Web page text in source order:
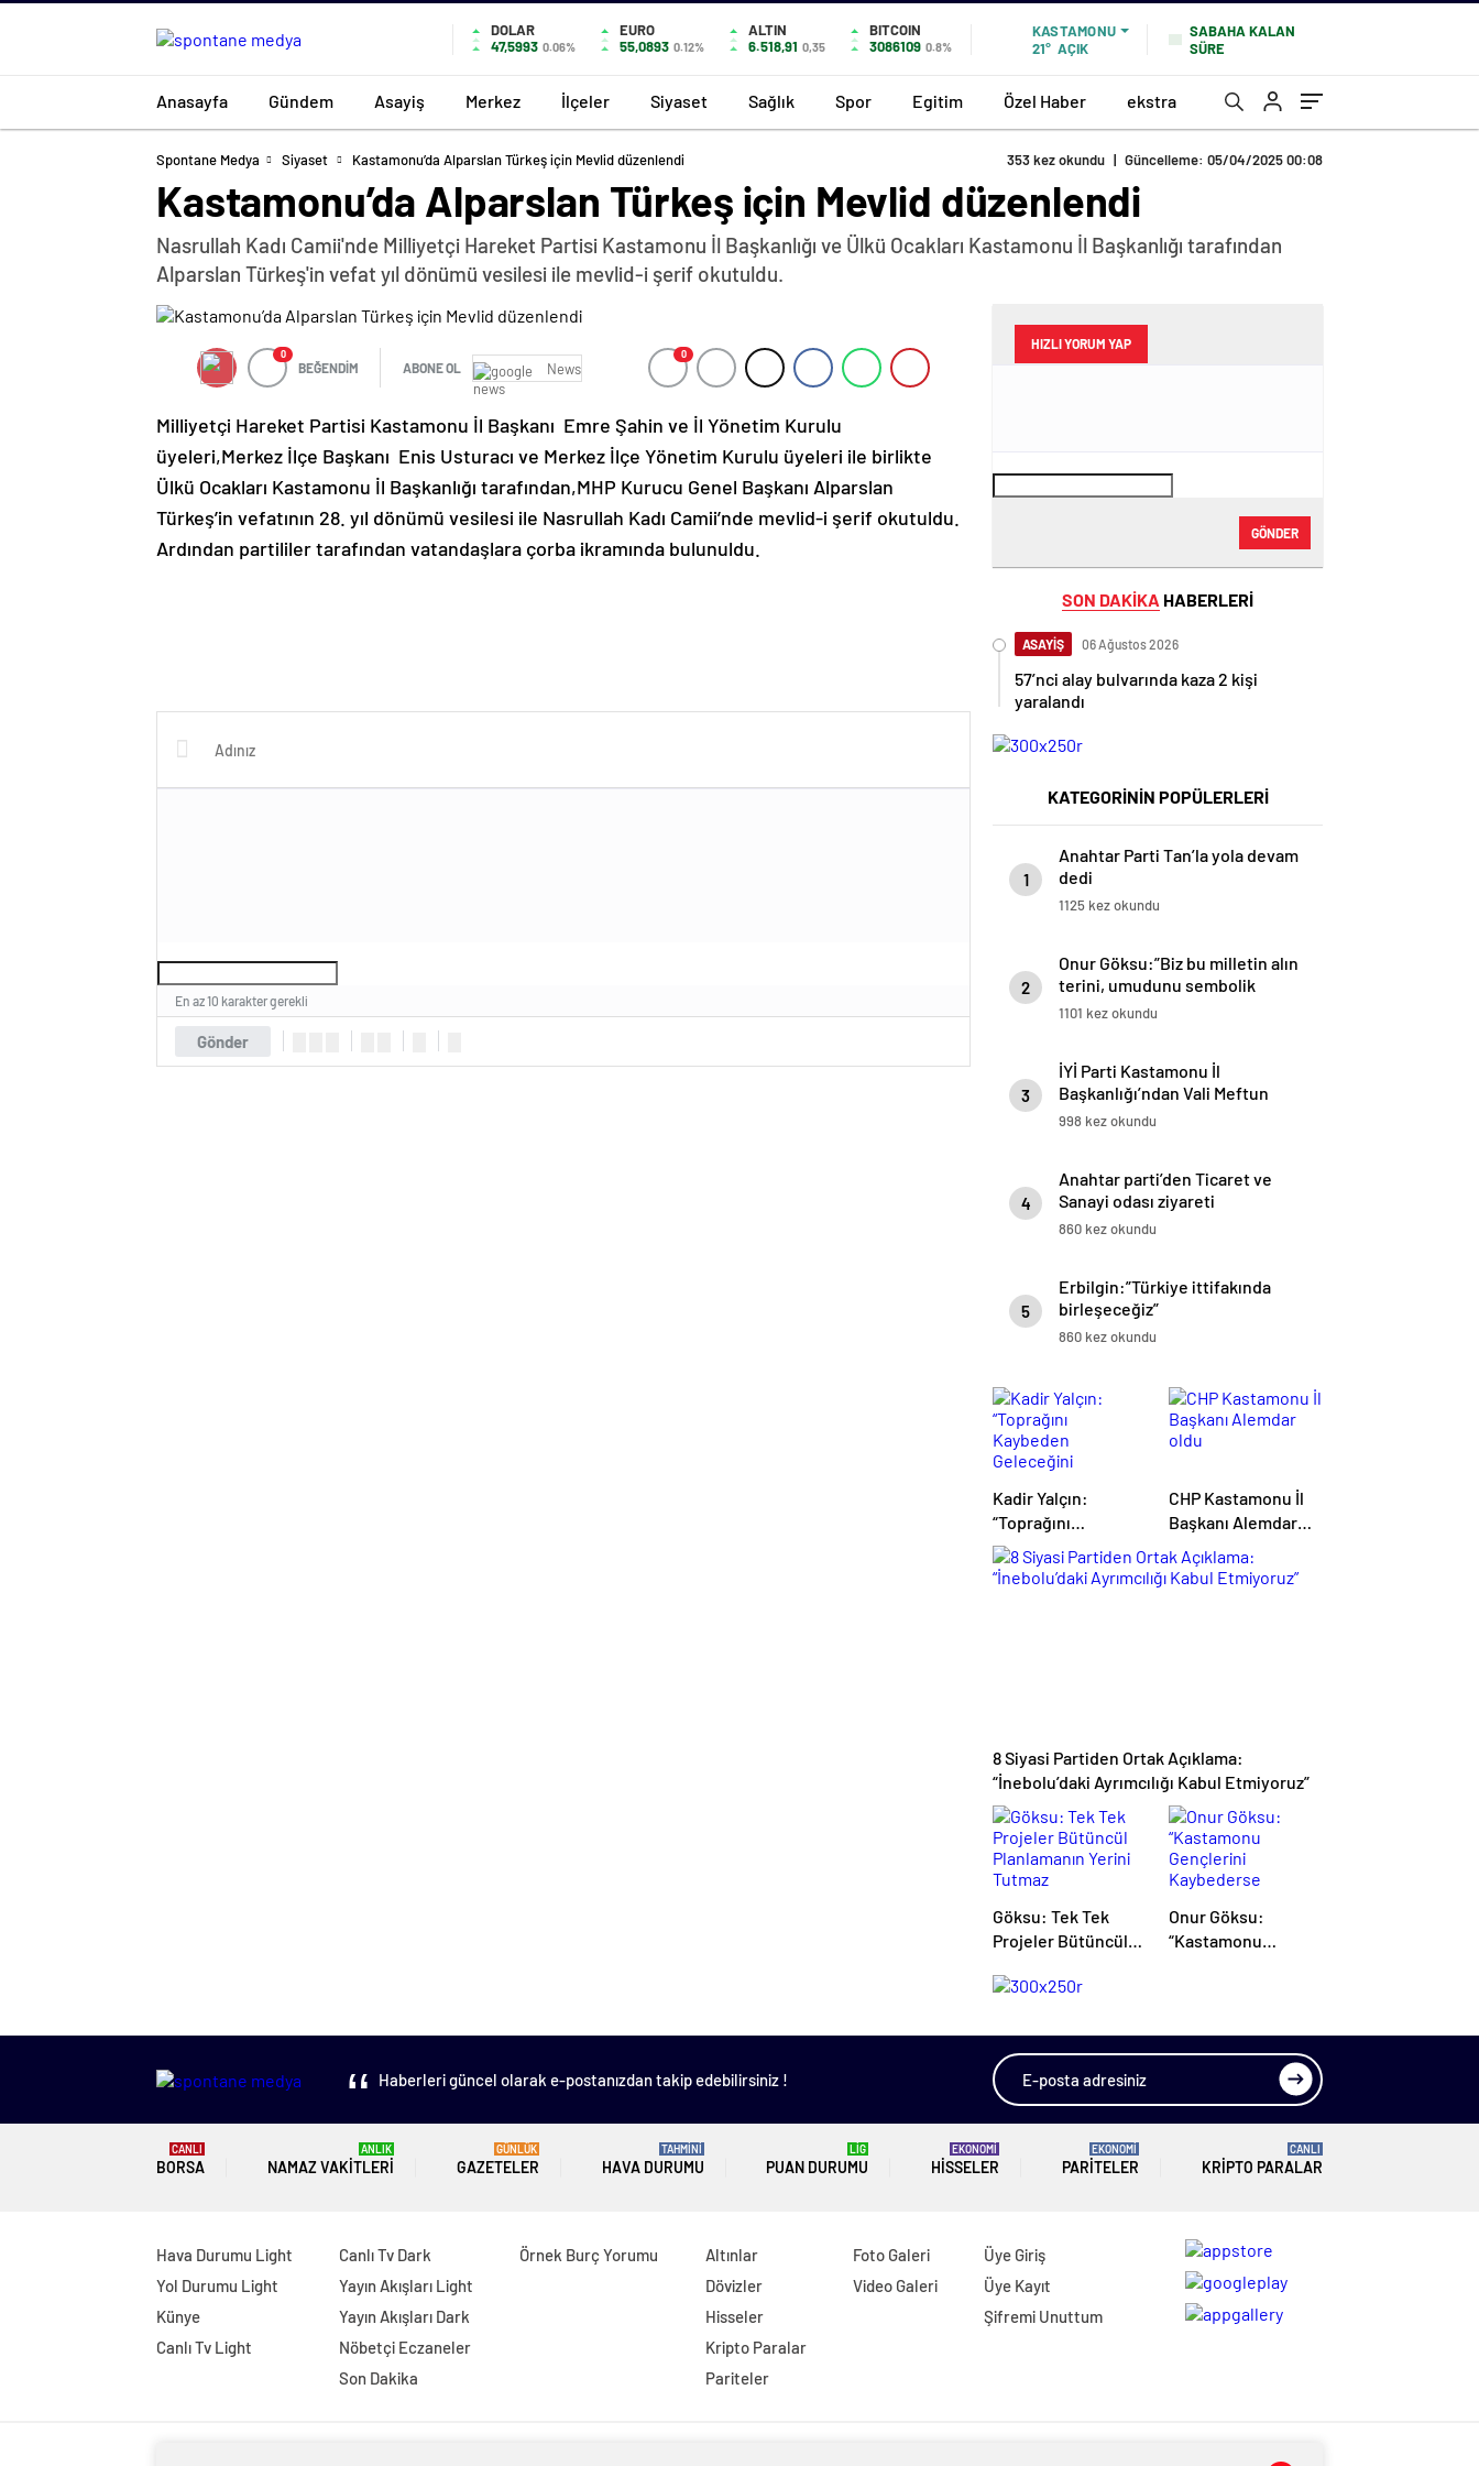
DOLAR
47,5993 0.06%
EURO
55,0893 0.12%
ALTIN
6.518,91 0,35
BITCOIN
3086109 0.8%
KASTAMONU
21° AÇIK
SABAHA KALAN
SÜRE
Anasayfa Gündem Asayiş Merkez İlçeler Siyaset Sağlık Spor Egitim Özel Haber ekstra
Spontane Medya Siyaset Kastamonu’da Alparslan Türkeş için Mevlid düzenlendi 353 kez okundu | Güncelleme: 05/04/2025 00:08
Kastamonu’da Alparslan Türkeş için Mevlid düzenlendi
Nasrullah Kadı Camii'nde Milliyetçi Hareket Partisi Kastamonu İl Başkanlığı ve Ülkü Ocakları Kastamonu İl Başkanlığı tarafından
Alparslan Türkeş'in vefat yıl dönümü vesilesi ile mevlid-i şerif okutuldu.
0
BEĞENDİM ABONE OL News
0
Milliyetçi Hareket Partisi Kastamonu İl Başkanı Emre Şahin ve İl Yönetim Kurulu
üyeleri,Merkez İlçe Başkanı Enis Usturacı ve Merkez İlçe Yönetim Kurulu üyeleri ile birlikte
Ülkü Ocakları Kastamonu İl Başkanlığı tarafından,MHP Kurucu Genel Başkanı Alparslan
Türkeş’in vefatının 28. yıl dönümü vesilesi ile Nasrullah Kadı Camii’nde mevlid-i şerif okutuldu.
Ardından partililer tarafından vatandaşlara çorba ikramında bulunuldu.
Gönder
En az 10 karakter gerekli
HIZLI YORUM YAP
GÖNDER
SON DAKİKA HABERLERİ
ASAYİŞ 06 Ağustos 2026
57’nci alay bulvarında kaza 2 kişi
yaralandı
KATEGORİNİN POPÜLERLERİ
1
Anahtar Parti Tan’la yola devam
dedi
1125 kez okundu
2
Onur Göksu:”Biz bu milletin alın
terini, umudunu sembolik
rakamlarla tüketen anlayışa
1101 kez okundu
3
İYİ Parti Kastamonu İl
Başkanlığı’ndan Vali Meftun
Dallı’ya Ziyaret
998 kez okundu
4
Anahtar parti’den Ticaret ve
Sanayi odası ziyareti
860 kez okundu
5
Erbilgin:”Türkiye ittifakında
birleşeceğiz”
860 kez okundu
Kadir Yalçın:
“Toprağını
Kaybeden
Geleceğini
CHP Kastamonu İl
Başkanı Alemdar
oldu
8 Siyasi Partiden Ortak Açıklama:
“İnebolu’daki Ayrımcılığı Kabul Etmiyoruz”
Göksu: Tek Tek
Projeler Bütüncül
Tutmaz
Onur Göksu:
“Kastamonu
Kaybeder”
Haberleri güncel olarak e-postanızdan takip edebilirsiniz !
BORSA
CANLI
NAMAZ VAKITLERI
ANLIK
GAZETELER
GÜNLÜK
HAVA DURUMU
TAHMİNİ
PUAN DURUMU
LİG
HISSELER
EKONOMİ
PARITELER
EKONOMİ
KRIPTO PARALAR
CANLI
Hava Durumu Light
Yol Durumu Light
Künye
Canlı Tv Light
Canlı Tv Dark
Yayın Akışları Light
Yayın Akışları Dark
Nöbetçi Eczaneler
Son Dakika
Örnek Burç Yorumu
Altınlar
Dövizler
Hisseler
Kripto Paralar
Pariteler
Foto Galeri
Video Galeri
Üye Giriş
Üye Kayıt
Şifremi Unuttum